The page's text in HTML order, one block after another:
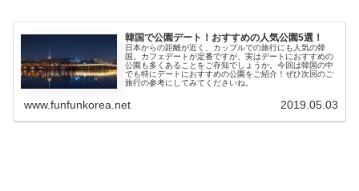
韓国で公園デート！おすすめの人気公園5選！
日本からの距離が近く、カップルでの旅行にも人気の韓
国。カフェデートが定番ですが、実はデートにおすすめの
公園も多くあることをご存知でしょうか。今回は韓国の中
でも特にデートにおすすめの公園をご紹介！ぜひ次回のご
旅行の参考にしてみてくださいね。
www.funfunkorea.net 2019.05.03